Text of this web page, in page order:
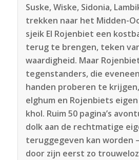
Suske, Wiske, Sidonia,
trekken naar het Midden-
sjeik El Rojenbiet een
terug te brengen, teken
waardigheid. Maar
tegenstanders, die
handen proberen te
elghum en Rojenbiets eigen
khol. Ruim 50 pagina’s
dolk aan de rechtmatige
teruggegeven kan worden
door zijn eerst zo